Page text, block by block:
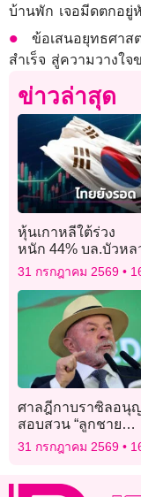
บ้านพัก เจอมีดตกอยู่หั
ข้อเสนอยุทธศาส
สำเร็จ สู่ความวางใ
ข่าวล่าสุด
หุ้นเกาหลีใต้ร่วง
หนัก 44% บล.บัวหล
รอด! ยังไม่ตามรอย
31 กรกฎาคม 2569
ศาลฎีกาบราซิลอนุ
สอบสวน “ลูกชาย
ประธานาธิบดี” ฐาน
สงสัยทุจริต
31 กรกฎาคม 2569